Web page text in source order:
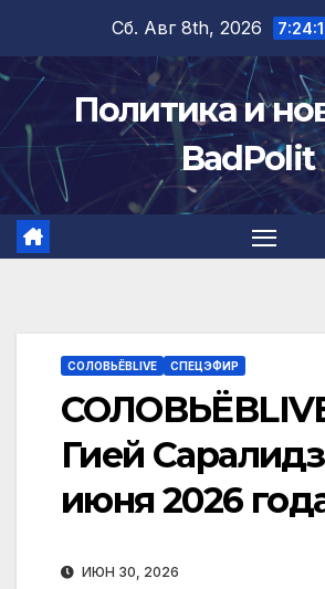
содержимому
Сб. Авг 8th, 2026
Политика и
BadPolit
СОЛОВЬЁВLIVE СПЕЦЭФИР
Гией
июня 2026
ИЮН 30, 2026